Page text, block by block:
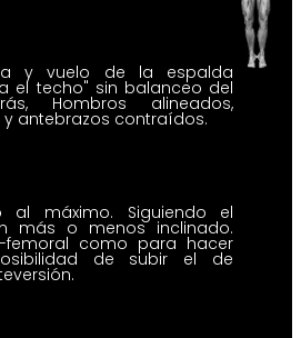
y vuelo de la espalda
el techo" sin balanceo del
Hombros alineados,
antebrazos contraídos.
al máximo. Siguiendo el
más o menos inclinado.
femoral como para hacer
de subir el de